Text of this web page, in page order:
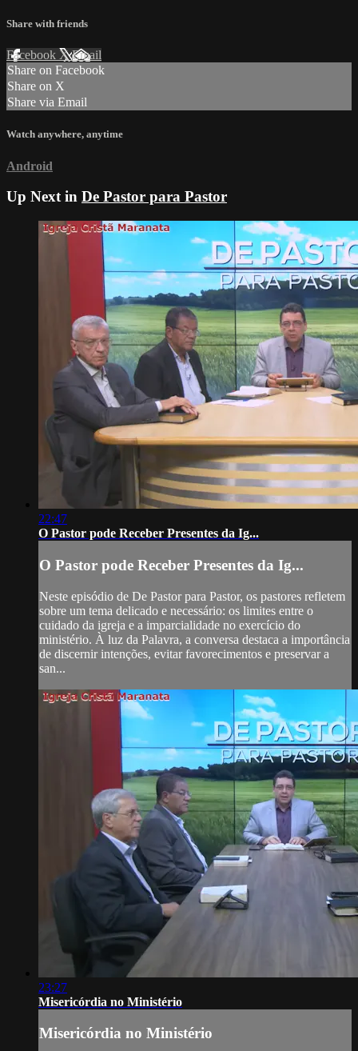
Share with friends
Facebook XEmail
Share on Facebook
Share on X
Share via Email
Watch anywhere, anytime
Android
Up Next in De Pastor para Pastor
22:47
O Pastor pode Receber Presentes da Ig...
O Pastor pode Receber Presentes da Ig...
Neste episódio de De Pastor para Pastor, os pastores refletem
sobre um tema delicado e necessário: os limites entre o
cuidado da igreja e a imparcialidade no exercício do
ministério. À luz da Palavra, a conversa destaca a importância
de discernir intenções, evitar favorecimentos e preservar a
san...
23:27
Misericórdia no Ministério
Misericórdia no Ministério